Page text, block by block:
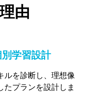
由
学習設計
ルを診断し、理想像
たプランを設計しま